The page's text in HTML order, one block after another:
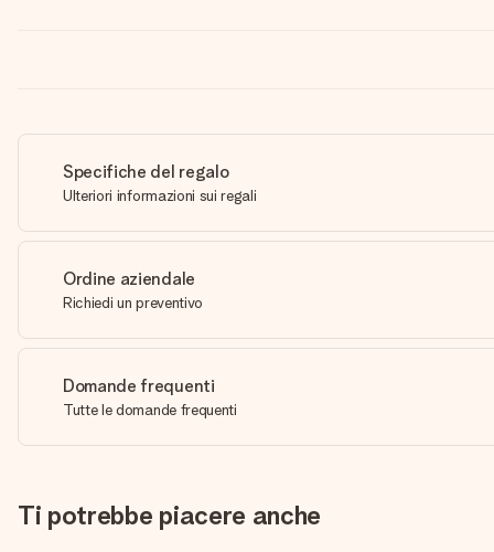
Specifiche del regalo
Ulteriori informazioni sui regali
Ordine aziendale
Richiedi un preventivo
Domande frequenti
Tutte le domande frequenti
Ti potrebbe piacere anche